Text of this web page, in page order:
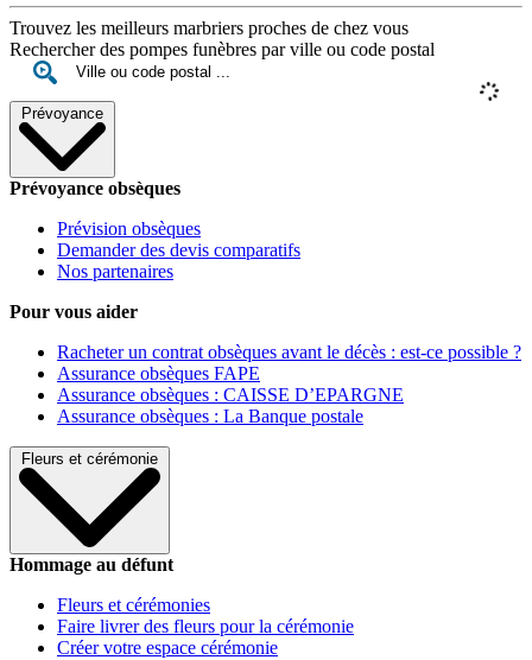
Trouvez les meilleurs marbriers proches de chez vous
Rechercher des pompes funèbres par ville ou code postal
Prévoyance
Prévoyance obsèques
Prévision obsèques
Demander des devis comparatifs
Nos partenaires
Pour vous aider
Racheter un contrat obsèques avant le décès : est-ce possible ?
Assurance obsèques FAPE
Assurance obsèques : CAISSE D’EPARGNE
Assurance obsèques : La Banque postale
Fleurs et cérémonie
Hommage au défunt
Fleurs et cérémonies
Faire livrer des fleurs pour la cérémonie
Créer votre espace cérémonie